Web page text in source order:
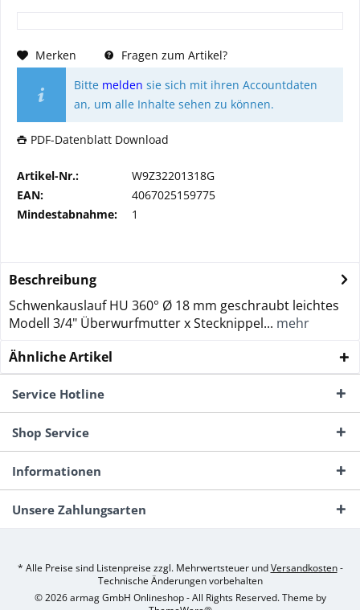
Merken
Fragen zum Artikel?
Bitte melden sie sich mit ihren Accountdaten
an, um alle Inhalte sehen zu können.
PDF-Datenblatt Download
Artikel-Nr.:
W9Z32201318G
EAN:
4067025159775
Mindestabnahme:
1
Beschreibung
Schwenkauslauf HU 360° Ø 18 mm geschraubt leichtes
Modell 3/4" Überwurfmutter x Stecknippel... mehr
Ähnliche Artikel
Service Hotline
Shop Service
Informationen
Unsere Zahlungsarten
* Alle Preise sind Listenpreise zzgl. Mehrwertsteuer undVersandkosten-
Technische Änderungen vorbehalten
© 2026 armag GmbH Onlineshop - All Rights Reserved. Theme by